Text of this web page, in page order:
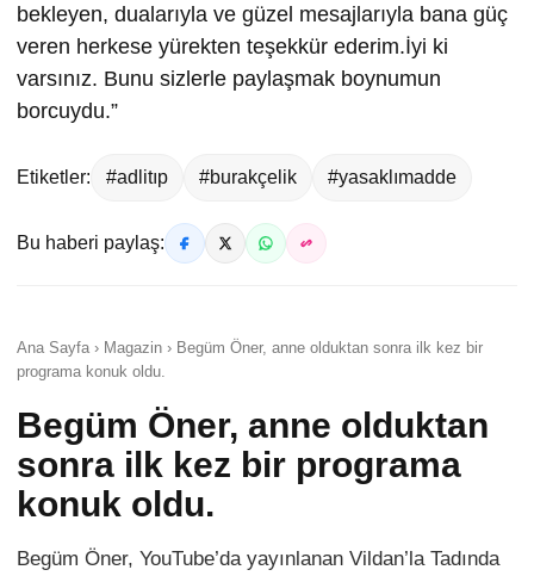
bekleyen, dualarıyla ve güzel mesajlarıyla bana güç
veren herkese yürekten teşekkür ederim.İyi ki
varsınız. Bunu sizlerle paylaşmak boynumun
borcuydu.”
Etiketler: #adlitıp #burakçelik #yasaklımadde
Bu haberi paylaş:
Ana Sayfa › Magazin › Begüm Öner, anne olduktan sonra ilk kez bir
programa konuk oldu.
Begüm Öner, anne olduktan
sonra ilk kez bir programa
konuk oldu.
Begüm Öner, YouTube’da yayınlanan Vildan’la Tadında